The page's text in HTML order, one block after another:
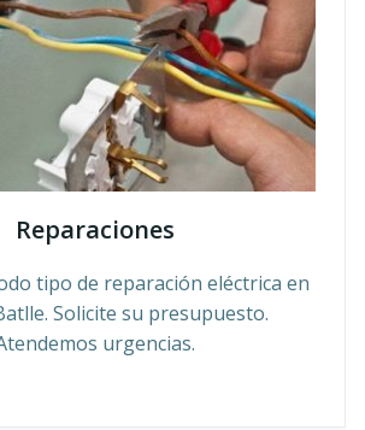
Reparaciones
tipo de reparación eléctrica en
Solicite su presupuesto.
urgencias.